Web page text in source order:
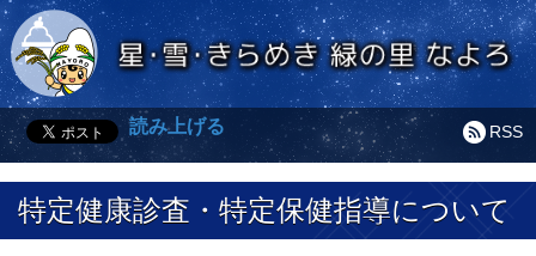
RSS
読み上げる
特定健康診査・特定保健指導について